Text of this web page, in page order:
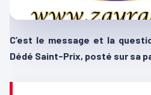
C’est le message et la
Dédé Saint-Prix, posté sur sa